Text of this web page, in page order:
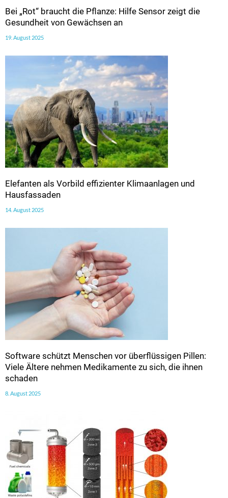
Bei „Rot“ braucht die Pflanze: Hilfe Sensor zeigt die
Gesundheit von Gewächsen an
19. August 2025
Elefanten als Vorbild effizienter Klimaanlagen und
Hausfassaden
14. August 2025
Software schützt Menschen vor überflüssigen Pillen:
Viele Ältere nehmen Medikamente zu sich, die ihnen
schaden
8. August 2025